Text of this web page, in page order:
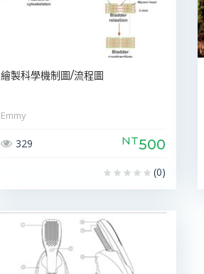
繪製科學機制圖/流程圖
Emmy
329 NT500
(0)